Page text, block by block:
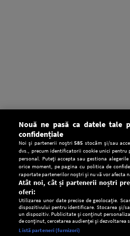
Setări:
Nouă ne pasă ca datele tale
confidențiale
Noi și partenerii noștri585 stocăm și/sau
dvs., precum identificatorii cookie unici pentru
personal. Puteți accepta sau gestiona
orice moment, pe pagina cu politica de
raportate partenerilor noștri și nu vă vor afecta
Atât noi, cât și partenerii noștri
oferi:
Utilizarea unor date precise de geolocație.
dispozitivului pentru identificare. Stocarea și/
un dispozitiv. Publicitate și conținut
de conținut, cercetarea audienței și dezvoltarea
Listă parteneri (furnizori)